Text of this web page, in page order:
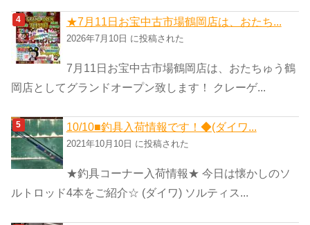
★7月11日お宝中古市場鶴岡店は、おたち...
2026年7月10日 に投稿された
7月11日お宝中古市場鶴岡店は、おたちゅう鶴
岡店としてグランドオープン致します！ クレーゲ...
10/10■釣具入荷情報です！◆(ダイワ...
2021年10月10日 に投稿された
★釣具コーナー入荷情報★ 今日は懐かしのソ
ルトロッド4本をご紹介☆ (ダイワ) ソルティス...